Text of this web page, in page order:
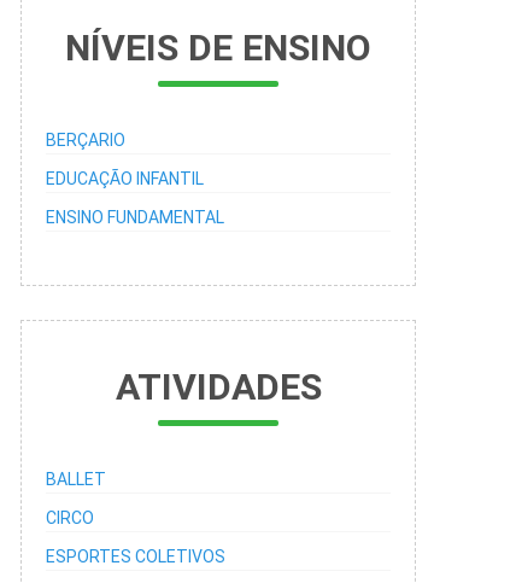
NÍVEIS DE ENSINO
BERÇARIO
EDUCAÇÃO INFANTIL
ENSINO FUNDAMENTAL
ATIVIDADES
BALLET
CIRCO
ESPORTES COLETIVOS